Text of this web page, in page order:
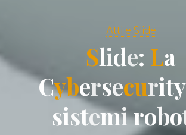
Atti e Slide
Slide: La
Cybersecurity
sistemirobo